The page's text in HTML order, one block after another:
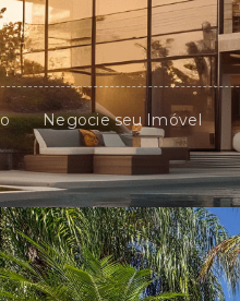
Negocie seu Imóvel